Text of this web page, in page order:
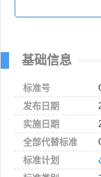
基础信息
标准号
发布日期
实施日期
全部代替标准
标准计划